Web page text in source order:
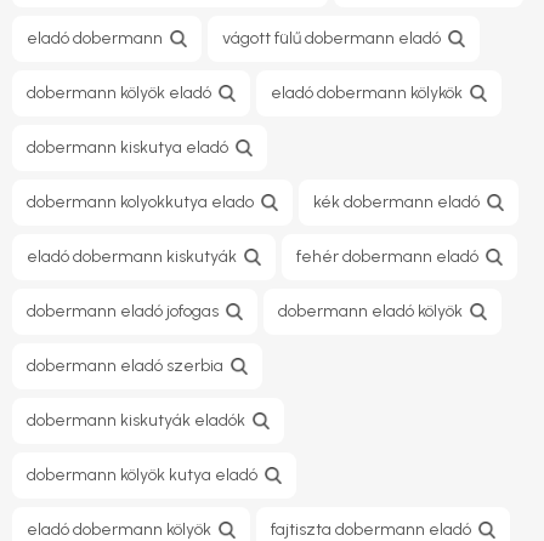
eladó dobermann vágott fülű dobermann eladó
dobermann kölyök eladó eladó dobermann kölykök
dobermann kiskutya eladó
dobermann kolyokkutya elado kék dobermann eladó
eladó dobermann kiskutyák fehér dobermann eladó
dobermann eladó jofogas dobermann eladó kölyök
dobermann eladó szerbia
dobermann kiskutyák eladók
dobermann kölyök kutya eladó
eladó dobermann kölyök fajtiszta dobermann eladó